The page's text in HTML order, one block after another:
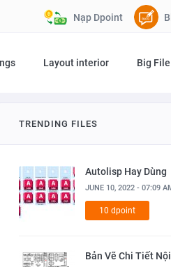
Nạp Dpoint
Layout interior Big File
TRENDING FILES
Autolisp Hay Dùng
JUNE 10, 2022 - 07:09
10 dpoint
Bản Vẽ Chi Tiết